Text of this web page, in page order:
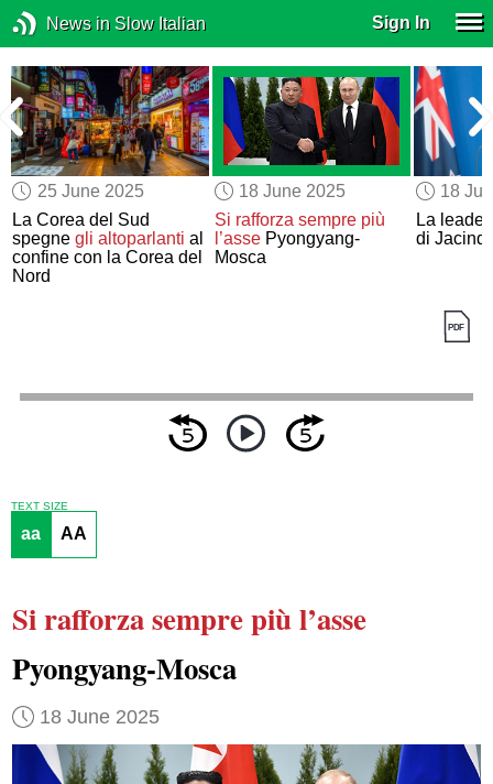
News in Slow Italian Sign In
25 June 2025
La Corea del Sud
spegnegli altoparlanti al
confine con la Corea del
Nord
18 June 2025
Si rafforza sempre più
l’assePyongyang-
Mosca
18
La
di
TEXT SIZE
aa AA
Si rafforza sempre piùl’asse
Pyongyang-Mosca
18 June 2025